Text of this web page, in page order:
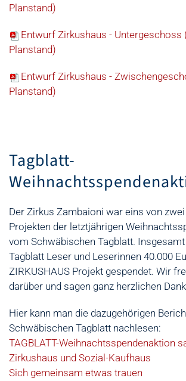
Planstand)
Entwurf Zirkushaus - Untergeschoss
Planstand)
Entwurf Zirkushaus -
Planstand)
Tagblatt-
Der Zirkus Zambaioni war eins von
Projekten der letztjährigen
vom Schwäbischen Tagblatt.
Tagblatt Leser und Leserinnen 40.000
ZIRKUSHAUS Projekt gespendet. Wir
darüber und sagen ganz herzlichen
Hier kann man die dazugehörigen
Schwäbischen Tagblatt nachlesen:
TAGBLATT-Weihnachtsspendenaktion
Zirkushaus und Sozial-Kaufhaus
Sich gemeinsam etwas trauen